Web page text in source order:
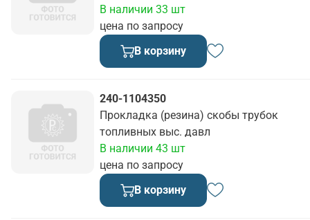
цена по запросу
В наличии 33 шт
В корзину
240-1104350
Прокладка (резина) скобы трубок
топливных выс. давл
цена по запросу
В наличии 43 шт
В корзину